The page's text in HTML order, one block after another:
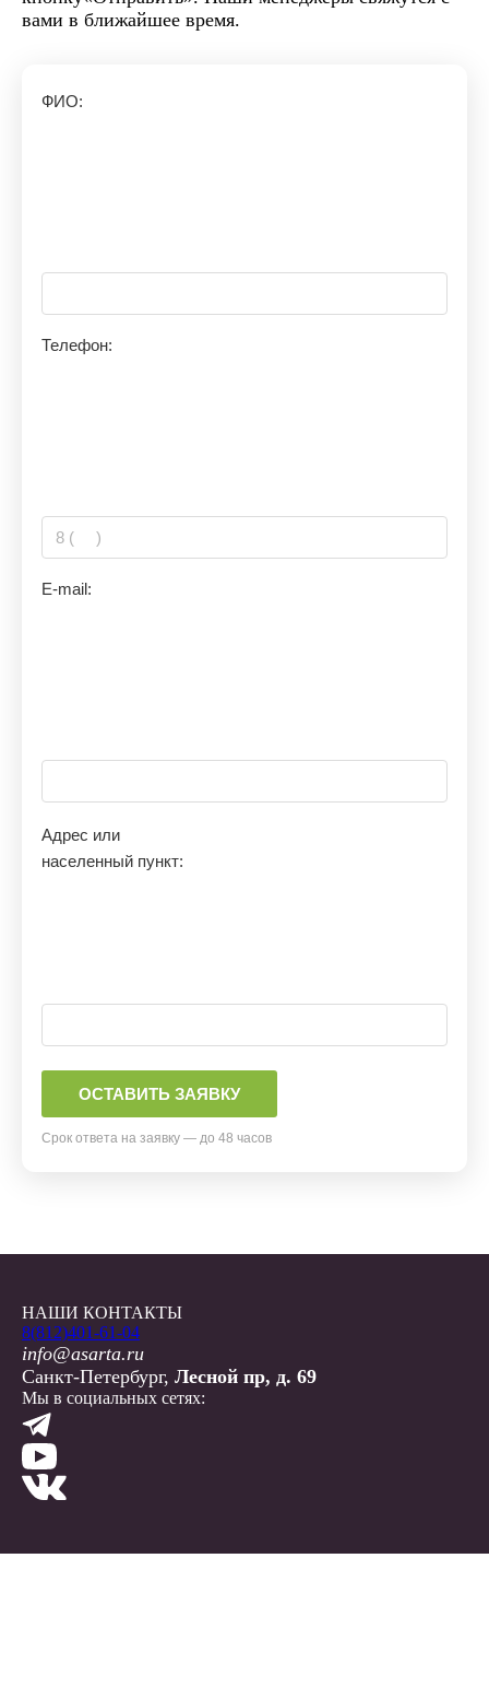
вами в ближайшее время.
ФИО:
Телефон:
E-mail:
Адрес или
населенный пункт:
Срок ответа на заявку — до 48 часов
НАШИ КОНТАКТЫ
8(812)401-61-04
info@asarta.ru
Санкт-Петербург, Лесной пр, д. 69
Мы в социальных сетях: